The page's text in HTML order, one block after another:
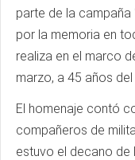
parte de la campaña
por la memoria en
realiza en el marco
marzo, a 45 años
El homenaje contó
compañeros de
estuvo el decano de